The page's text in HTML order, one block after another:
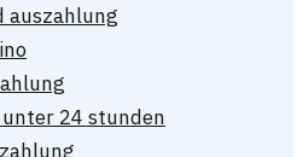
auszahlung
24 stunden